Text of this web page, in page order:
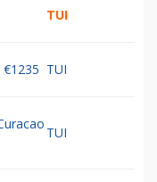
TUI
TUI
TUI